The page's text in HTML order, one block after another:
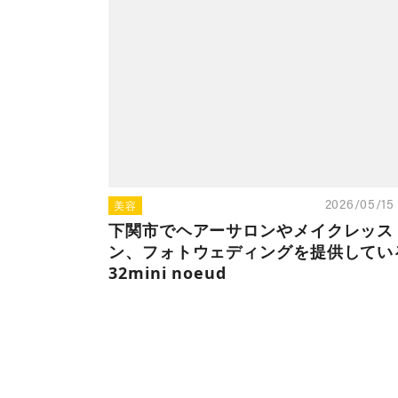
美容 2026/05/15
下関市でヘアーサロンやメイクレッス
ン、フォトウェディングを提供してい
32mini noeud